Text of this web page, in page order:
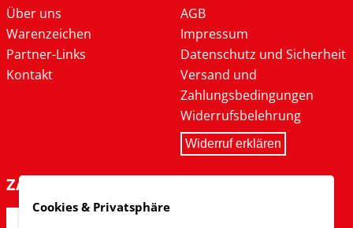
Über uns
Warenzeichen
Partner-Links
Kontakt
AGB
Impressum
Datenschutz und Sicherheit
Versand und
Zahlungsbedingungen
Widerrufsbelehrung
Widerruf erklären
ZAHLARTEN
Cookies & Privatsphäre